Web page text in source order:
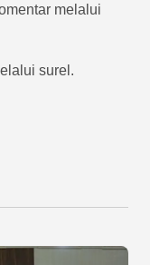
melalui
surel.